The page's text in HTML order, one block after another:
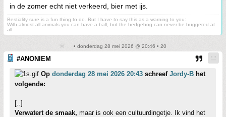
in de zomer echt niet verkeerd, bier met ijs.
Bestiality sure is a fun thing to do. But I have to say this as a warning to you:
With almost all animals you can have a ball, but the hedgehog can never be buggered at
all.
• donderdag 28 mei 2026 @ 20:46 • 20
#ANONIEM
Op donderdag 28 mei 2026 20:43 schreef Jordy-B het
volgende:
[..]
Verwatert de smaak, maar is ook een cultuurdingetje. Ik vind het